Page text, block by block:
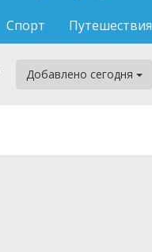
Спорт Путешествия
Добавлено сегодня